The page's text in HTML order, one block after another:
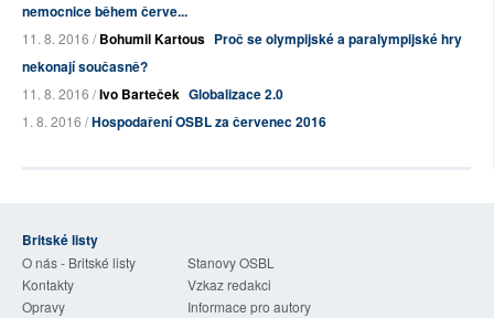
nemocnice během červe...
11. 8. 2016 /Bohumil Kartous Proč se olympijské a paralympijské hry
nekonají současně?
11. 8. 2016 /Ivo Barteček Globalizace 2.0
1. 8. 2016 /Hospodaření OSBL za červenec 2016
Britské listy
O nás - Britské listy
Stanovy OSBL
Kontakty
Vzkaz redakci
Opravy
Informace pro autory